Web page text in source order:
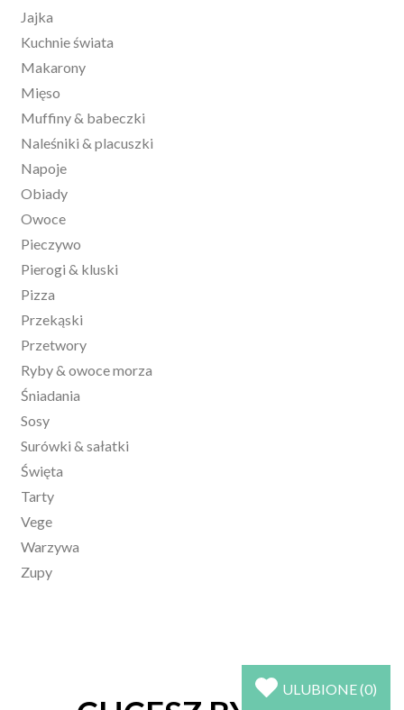
Jajka
Kuchnie świata
Makarony
Mięso
Muffiny & babeczki
Naleśniki & placuszki
Napoje
Obiady
Owoce
Pieczywo
Pierogi & kluski
Pizza
Przekąski
Przetwory
Ryby & owoce morza
Śniadania
Sosy
Surówki & sałatki
Święta
Tarty
Vege
Warzywa
Zupy
ULUBIONE (0)